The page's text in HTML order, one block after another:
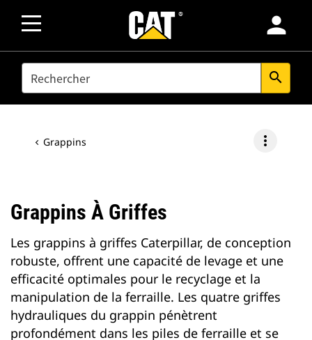
person
SEARCH search
Grappins more_vert
Grappins À Griffes
Les grappins à griffes Caterpillar, de conception
robuste, offrent une capacité de levage et une
efficacité optimales pour le recyclage et la
manipulation de la ferraille. Les quatre griffes
hydrauliques du grappin pénètrent
profondément dans les piles de ferraille et se